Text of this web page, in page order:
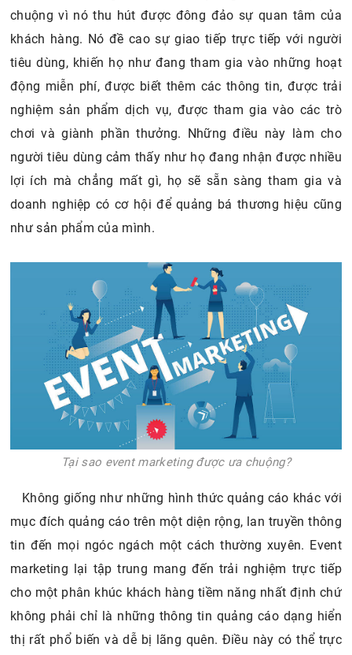
chuộng vì nó thu hút được đông đảo sự quan tâm của
khách hàng. Nó đề cao sự giao tiếp trực tiếp với người
tiêu dùng, khiến họ như đang tham gia vào những hoạt
động miễn phí, được biết thêm các thông tin, được trải
nghiệm sản phẩm dịch vụ, được tham gia vào các trò
chơi và giành phần thưởng. Những điều này làm cho
người tiêu dùng cảm thấy như họ đang nhận được nhiều
lợi ích mà chẳng mất gì, họ sẽ sẵn sàng tham gia và
doanh nghiệp có cơ hội để quảng bá thương hiệu cũng
như sản phẩm của mình.
Tại sao event marketing được ưa chuộng?
Không giống như những hình thức quảng cáo khác với
mục đích quảng cáo trên một diện rộng, lan truyền thông
tin đến mọi ngóc ngách một cách thường xuyên. Event
marketing lại tập trung mang đến trải nghiệm trực tiếp
cho một phân khúc khách hàng tiềm năng nhất định chứ
không phải chỉ là những thông tin quảng cáo dạng hiển
thị rất phổ biến và dễ bị lãng quên. Điều này có thể trực